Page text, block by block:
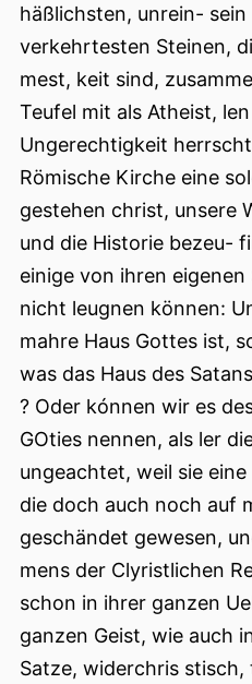
häßlichsten, unrein-
verkehrtesten Steinen,
mest, keit sind,
Teufel mit als Atheist,
Ungerechtigkeit
Römische Kirche eine
gestehen christ, unsere
und die Historie bezeu-
einige von ihren
nicht leugnen können:
mahre Haus Gottes ist,
was das Haus des
? Oder kónnen wir es
GOties nennen, als ler
ungeachtet, weil sie
die doch auch noch auf
geschändet gewesen,
mens der Clyristlichen
schon in ihrer ganzen
ganzen Geist, wie auch
Satze, widerchris stisch,